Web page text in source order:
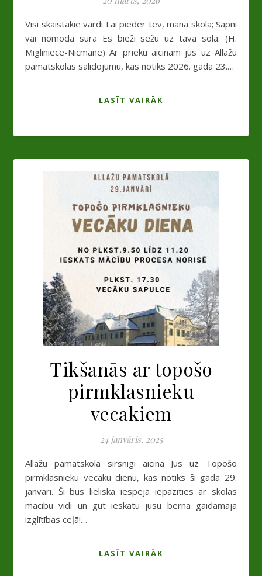
Visi skaistākie vārdi Lai pieder tev, mana skola; Sapnī
vai nomodā sūrā Es bieži sēžu uz tava sola. (H.
Migliniece-Nīcmane) Ar prieku aicinām jūs uz Allažu
pamatskolas salidojumu, kas notiks 2026. gada 23.…
LASĪT VAIRĀK
Tikšanās ar topošo
pirmklasnieku
vecākiem
24 janvāris, 2025
Allažu pamatskola sirsnīgi aicina Jūs uz Topošo
pirmklasnieku vecāku dienu, kas notiks šī gada 29.
janvārī. Šī būs lieliska iespēja iepazīties ar skolas
mācību vidi un gūt ieskatu jūsu bērna gaidāmajā
izglītības ceļā!…
LASĪT VAIRĀK